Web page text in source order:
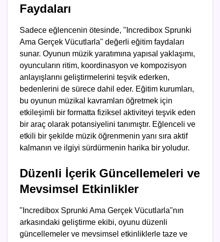
Faydaları
Sadece eğlencenin ötesinde, "Incredibox Sprunki
Ama Gerçek Vücutlarla" değerli eğitim faydaları
sunar. Oyunun müzik yaratımına yapısal yaklaşımı,
oyuncuların ritim, koordinasyon ve kompozisyon
anlayışlarını geliştirmelerini teşvik ederken,
bedenlerini de sürece dahil eder. Eğitim kurumları,
bu oyunun müzikal kavramları öğretmek için
etkileşimli bir formatta fiziksel aktiviteyi teşvik eden
bir araç olarak potansiyelini tanımıştır. Eğlenceli ve
etkili bir şekilde müzik öğrenmenin yanı sıra aktif
kalmanın ve ilgiyi sürdürmenin harika bir yoludur.
Düzenli İçerik Güncellemeleri ve
Mevsimsel Etkinlikler
"Incredibox Sprunki Ama Gerçek Vücutlarla"nın
arkasındaki geliştirme ekibi, oyunu düzenli
güncellemeler ve mevsimsel etkinliklerle taze ve